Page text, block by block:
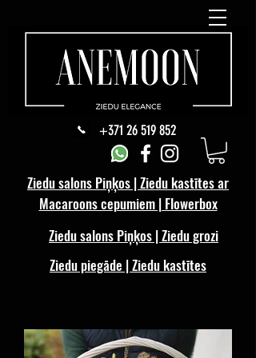
+371 26 519 852
Ziedu piegāde | Ziedu kastītes
Ziedu salons Piņķos | Ziedu kastītes ar
Macaroons cepumiem | Flowerbox
Ziedu salons Piņķos | Ziedu grozi